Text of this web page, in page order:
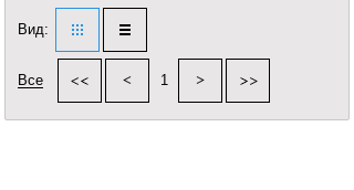
Вид:
Все 1